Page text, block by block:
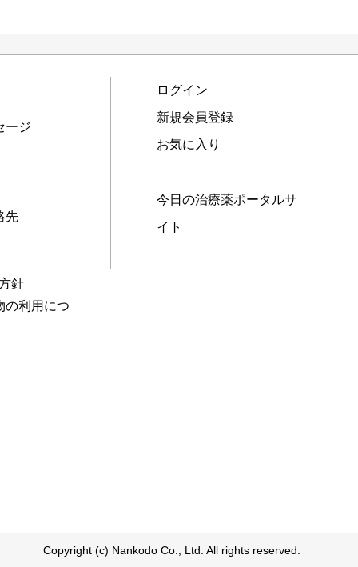
ージ
先
針
の利用につ
ログイン
新規会員登録
お気に入り
今日の治療薬ポータルサ
イト
Copyright (c) Nankodo Co., Ltd. All rights reserved.